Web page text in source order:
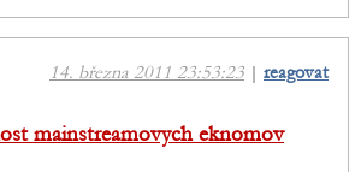
14. března 2011 23:53:23 | reagovat
mainstreamovych eknomov